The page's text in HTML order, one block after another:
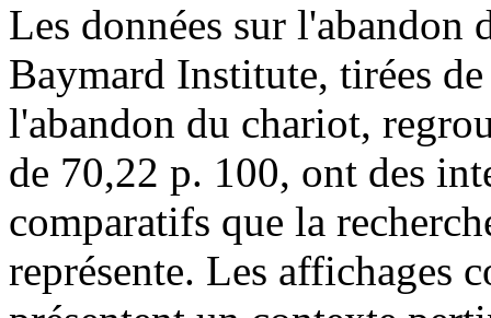
Les données sur l'abandon
Baymard Institute, tirées
l'abandon du chariot,
de 70,22 p. 100, ont des
comparatifs que la
représente. Les affichages